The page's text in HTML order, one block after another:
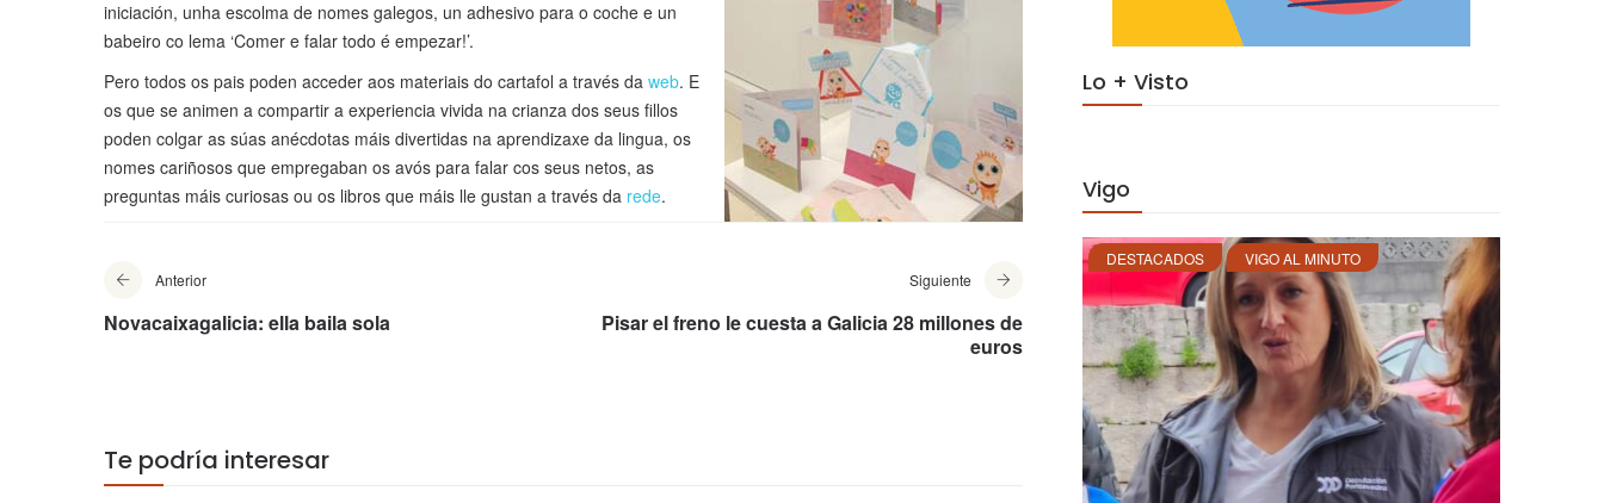
iniciación, unha escolma de nomes galegos, un adhesivo para o coche e un
babeiro co lema ‘Comer e falar todo é empezar!’.
Pero todos os pais poden acceder aos materiais do cartafol a través da web. E
os que se animen a compartir a experiencia vivida na crianza dos seus fillos
poden colgar as súas anécdotas máis divertidas na aprendizaxe da lingua, os
nomes cariñosos que empregaban os avós para falar cos seus netos, as
preguntas máis curiosas ou os libros que máis lle gustan a través da rede.
Anterior
Novacaixagalicia: ella baila sola
Siguiente
Pisar el freno le cuesta a Galicia 28 millones de
euros
Te podría interesar
Lo + Visto
Vigo
DESTACADOS VIGO AL MINUTO